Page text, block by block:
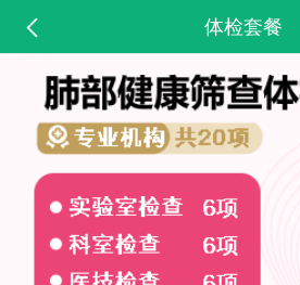
体检套餐